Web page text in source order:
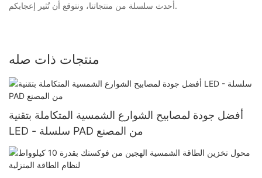
أحدث سلسلة من منتجاتنا، ونتوقع أن تُثير إعجابكم.
منتجات ذات صله
أفضل جودة لمصابيح الشوارع الشمسية المتكاملة بتقنية
LED - سلسلة PAD من المصنع